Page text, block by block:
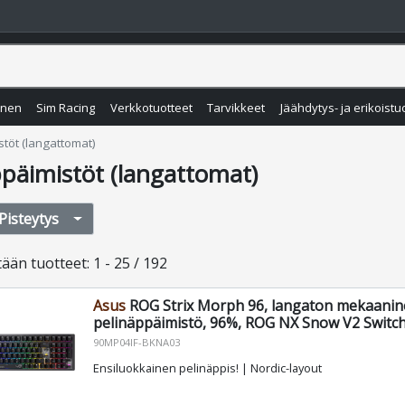
Sim Racing Verkkotuotteet Tarvikkeet Jäähdytys- ja
(langattomat)
(langattomat)
Pisteytys
tuotteet: 1 - 25 / 192
AsusROG Strix Morph 96, langaton
pelinäppäimistö, 96%, ROG NX Snow V2
90MP04IF-BKNA03
Ensiluokkainen pelinäppis! | Nordic-layout